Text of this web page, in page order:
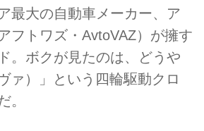
最大の自動車メーカー、ア
フトワズ・AvtoVAZ）が擁す
。ボクが見たのは、どうや
ァ）」という四輪駆動クロ
。